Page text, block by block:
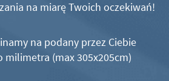
na miarę Twoich oczekiwań!
na podany przez Ciebie
milimetra (max 305x205cm)